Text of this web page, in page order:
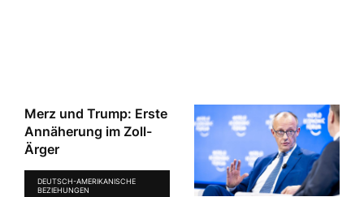
Merz und Trump: Erste
Annäherung im Zoll-
Ärger
DEUTSCH-AMERIKANISCHE
BEZIEHUNGEN